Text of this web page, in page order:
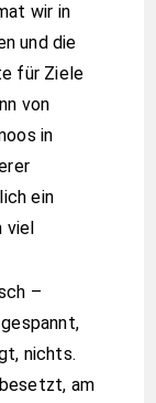
wir in
und die
für Ziele
von
in
ein
viel
–
nichts.
am